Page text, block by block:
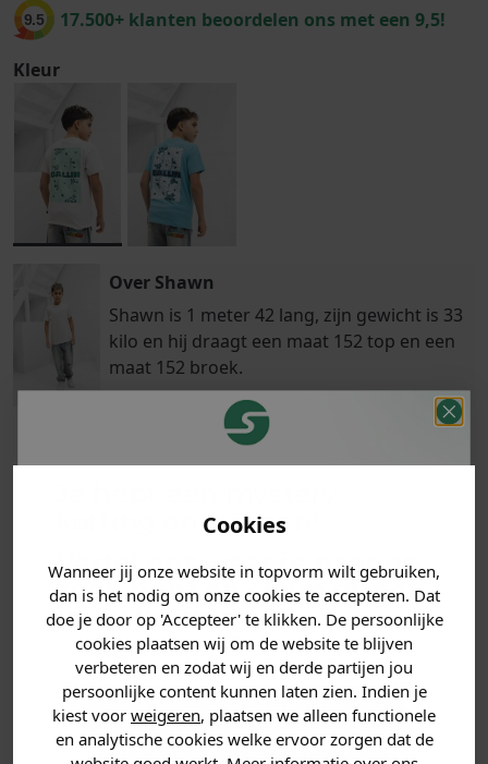
Cookies
Wanneer jij onze website in topvorm wilt gebruiken,
dan is het nodig om onze cookies te accepteren. Dat
doe je door op 'Accepteer' te klikken. De persoonlijke
cookies plaatsen wij om de website te blijven
verbeteren en zodat wij en derde partijen jou
persoonlijke content kunnen laten zien. Indien je
kiest voor weigeren, plaatsen we alleen functionele
en analytische cookies welke ervoor zorgen dat de
9.5 17.500+ klanten beoordelen ons met een 9,5!
Kleur
Over Shawn
Shawn is 1 meter 42 lang, zijn gewicht is 33
kilo en hij draagt een maat 152 top en een
maat 152 broek.
is morgen in huis!*
PRODUCTINFORMATIE
MATERIAAL & WASVOORSCHRIFT
ANDERE BESTELDEN OOK
korting ontvangen!
Vertel ons waar je naar op
zoek bent en claim direct
jouwkorting.
Heren kleding